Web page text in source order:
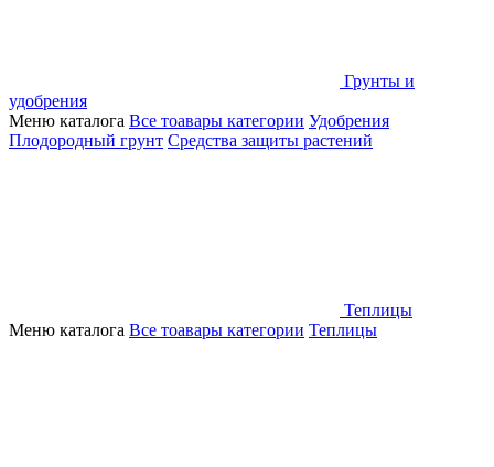
Грунты и
удобрения
Меню каталога Все тоавары категории Удобрения
Плодородный грунт Средства защиты растений
Теплицы
Меню каталога Все тоавары категории Теплицы